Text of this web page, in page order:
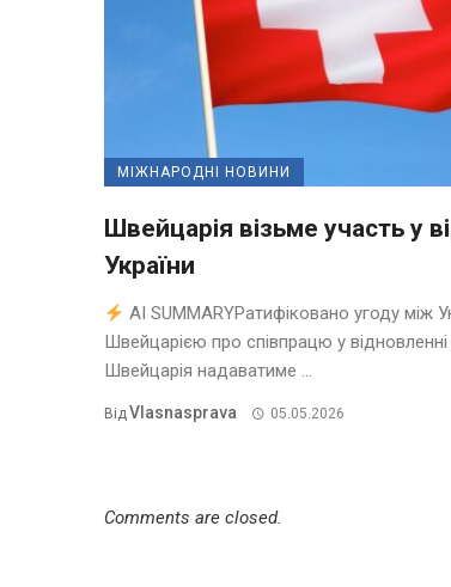
МІЖНАРОДНІ НОВИНИ
Швейцарія візьме участь у
України
AI SUMMARYРатифіковано угоду між
Швейцарією про співпрацю у відновленні
Швейцарія надаватиме ...
ВідVlasnasprava 05.05.2026
Comments are closed.